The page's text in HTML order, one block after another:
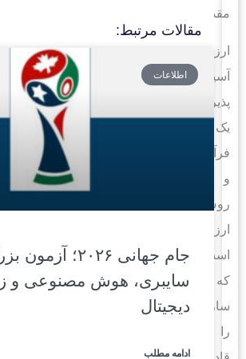
مقدمه
ارزیابی
آسیب
پذیری
فرآیند
روش
ارزیابی
است
سازمان‌ها
مقالات مرتبط:
اطلاعات
جام جهانی ۲۰۲۶؛
سایبری، هوش مصنوعی و
دیجیتال
ادامه مطلب